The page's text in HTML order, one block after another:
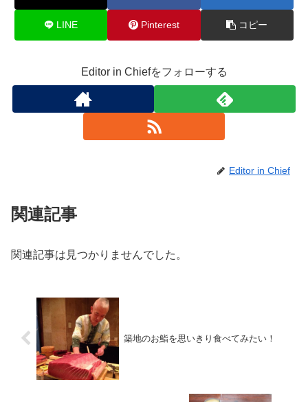
LINE Pinterest コピー
Editor in Chiefをフォローする
Editor in Chief
関連記事
関連記事は見つかりませんでした。
築地のお鮨を思いきり食べてみたい！